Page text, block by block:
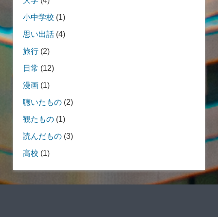
小中学校 (1)
思い出話(4)
旅行(2)
日常 (12)
漫画(1)
聴いたもの(2)
観たもの(1)
読んだもの(3)
高校 (1)